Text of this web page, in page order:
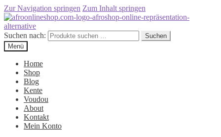
Zur Navigation springen Zum Inhalt springen
Suchen nach:
Suchen
Menü
Home
Shop
Blog
Kente
Voudou
About
Kontakt
Mein Konto